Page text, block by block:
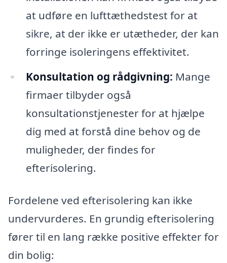
at udføre en lufttæthedstest for at
sikre, at der ikke er utætheder, der kan
forringe isoleringens effektivitet.
Konsultation og rådgivning: Mange
firmaer tilbyder også
konsultationstjenester for at hjælpe
dig med at forstå dine behov og de
muligheder, der findes for
efterisolering.
Fordelene ved efterisolering kan ikke
undervurderes. En grundig efterisolering
fører til en lang række positive effekter for
din bolig: